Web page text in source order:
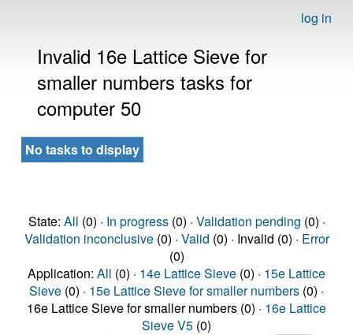
log in
Invalid 16e Lattice Sieve for
smaller numbers tasks for
computer 50
No tasks to display
State: All (0) · In progress(0) · Validation pending (0) ·
Validation inconclusive(0) · Valid (0) · Invalid (0) · Error
(0)
Application: All (0) · 14e Lattice Sieve (0) · 15e Lattice
Sieve (0) · 15e Lattice Sieve for smaller numbers (0) ·
16e Lattice Sieve for smaller numbers (0) · 16e Lattice
Sieve V5 (0)